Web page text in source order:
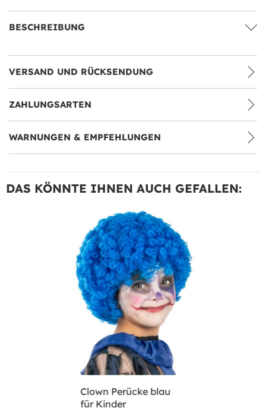
BESCHREIBUNG
VERSAND UND RÜCKSENDUNG
ZAHLUNGSARTEN
WARNUNGEN & EMPFEHLUNGEN
DAS KÖNNTE IHNEN AUCH GEFALLEN:
Clown Perücke blau
für Kinder